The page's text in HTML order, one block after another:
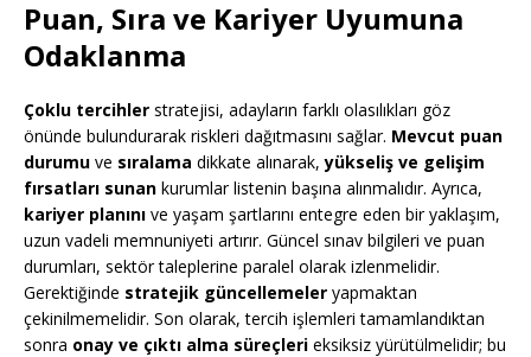
Puan, Sıra ve Kariyer Uyumuna
Odaklanma
Çoklu tercihler stratejisi, adayların farklı olasılıkları göz
önünde bulundurarak riskleri dağıtmasını sağlar. Mevcut puan
durumu ve sıralama dikkate alınarak,yükseliş ve gelişim
fırsatları sunan kurumlar listenin başına alınmalıdır. Ayrıca,
kariyer planını ve yaşam şartlarını entegre eden bir yaklaşım,
uzun vadeli memnuniyeti artırır. Güncel sınav bilgileri ve puan
durumları, sektör taleplerine paralel olarak izlenmelidir.
Gerektiğinde stratejik güncellemeler yapmaktan
çekinilmemelidir. Son olarak, tercih işlemleri tamamlandıktan
sonra onay ve çıktı alma süreçleri eksiksiz yürütülmelidir; bu